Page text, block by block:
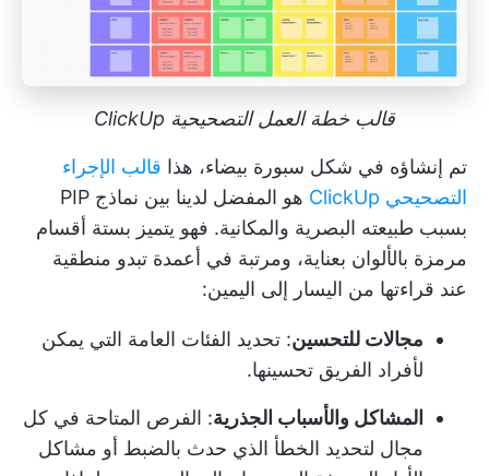
قالب خطة العمل التصحيحية ClickUp
تم إنشاؤه في شكل سبورة بيضاء، هذا قالب الإجراء
التصحيحي ClickUp
هو المفضل لدينا بين نماذج PIP
بسبب طبيعته البصرية والمكانية. فهو يتميز بستة أقسام
مرمزة بالألوان بعناية، ومرتبة في أعمدة تبدو منطقية
عند قراءتها من اليسار إلى اليمين:
مجالات للتحسين: تحديد الفئات العامة التي يمكن
لأفراد الفريق تحسينها.
المشاكل والأسباب الجذرية: الفرص المتاحة في كل
مجال لتحديد الخطأ الذي حدث بالضبط أو مشاكل